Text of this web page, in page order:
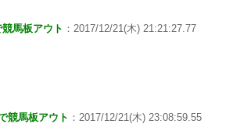
馬板アウト ：2017/12/21(木) 21:21:27.77
競馬板アウト ：2017/12/21(木) 23:08:59.55